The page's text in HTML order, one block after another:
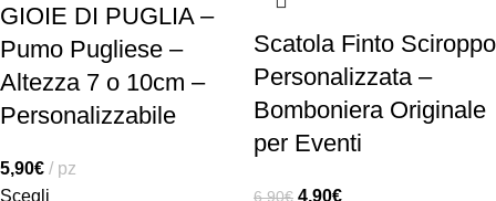
GIOIE DI PUGLIA –
Pumo Pugliese –
Altezza 7 o 10cm –
Personalizzabile
5,90€
pz
Scegli
Scatola Finto Sciroppo
Personalizzata –
Bomboniera Originale
per Eventi
6,90€ 4,90€